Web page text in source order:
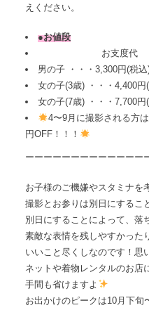
えください。
●お値段
お支度代 /
男の子 ・・・3,300円(
女の子(3歳) ・・・4,400
女の子(7歳) ・・・7,700
4〜9月に撮影される方
円OFF！！！
ーーーーーーーーーーーーー
お子様のご機嫌やスタミナを
撮影とお参りは別日にするこ
別日にすることによって、落
素敵な表情を残しやすかった
いいこと尽くしなのです！思
ネットや着物レンタルのお
手間も省けますよ
お出かけのピークは10月下旬